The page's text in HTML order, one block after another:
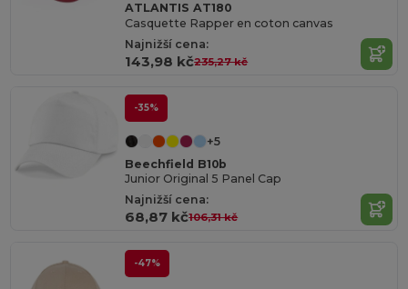
ATLANTIS AT180
Casquette Rapper en coton canvas
Najnižší cena:
143,98 kč235,27 kč
-35%
+5
Beechfield B10b
Junior Original 5 Panel Cap
Najnižší cena:
68,87 kč106,31 kč
-47%